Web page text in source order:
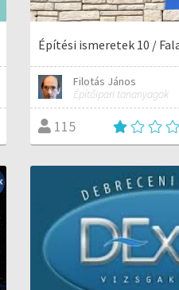
Építési ismeretek 10 /
Filotás János
Építőipari tananyagok
115